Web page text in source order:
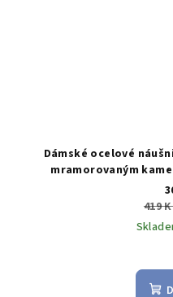
Dámské ocelové
mramorovaným
419